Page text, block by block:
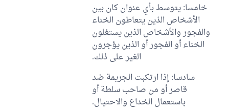
خامسا: يتوسط بأي عنوان كان بين
الأشخاص الذين يتعاطون الخناء
والفجور والأشخاص الذين يستغلون
الخناء أو الفجور أو الذين يؤجرون
الغير على ذلك.
سادسا: إذا ارتكبت الجريمة ضد
قاصر أو من صاحب سلطة أو
باستعمال الخداع والاحتيال.